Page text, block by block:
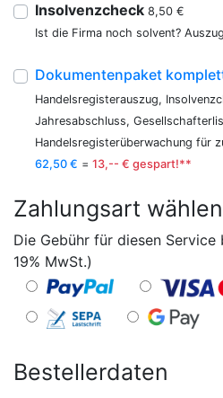
Insolvenzcheck 8,50 €
Ist die Firma noch solvent?
Dokumentenpaket
Handelsregisterauszug,
Jahresabschluss,
Handelsregisterüberwachung für
62,50 € = 13,-- € gespart!**
Zahlungsart wählen
Die Gebühr für diesen Service
19% MwSt.)
Bestellerdaten